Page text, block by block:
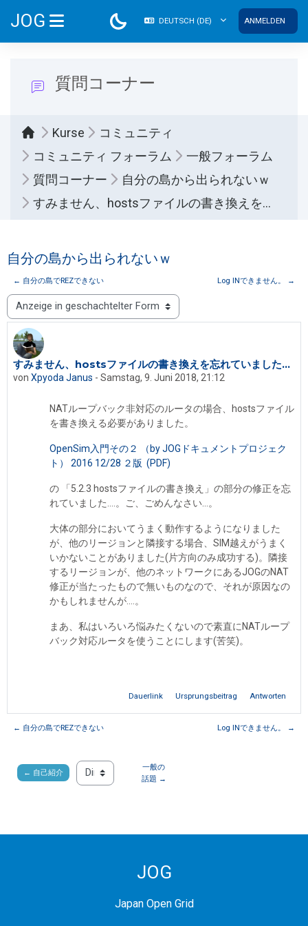
JOG
WEBSITE-ÜBERSICHT
DEUTSCH ‎(DE)‎ ANMELDEN
質問コーナー
Kurse
コミュニティ
コミュニティ フォーラム
一般フォーラム
質問コーナー
自分の島から出られないｗ
すみません、hostsファイルの書き換えを忘れていました...
自分の島から出られないｗ
← 自分の島でREZできない Log INできません。 →
Anzeigemodus
すみません、hostsファイルの書き換えを忘れていました...
von Xpyoda Janus - Samstag, 9. Juni 2018, 21:12
Anzahl Antworten: 0
NATループバック非対応のルータの場合、hostsファイル
を書き換える必要がありました。
OpenSim入門その２ （by JOGドキュメントプロジェク
ト） 2016 12/28 ２版 (PDF)
の 「5.2.3 hostsファイルの書き換え」の部分の修正を忘
れていました....。ご、ごめんなさい...。
大体の部分においてうまく動作するようになりました
が、他のリージョンと隣接する場合、SIM越えがうまく
いかないことがありました(片方向のみ成功する)。隣接
するリージョンが、 他のネットワークにあるJOGのNAT
修正が当たったもので無いものなので、それが原因なの
かもしれませんが....。
まあ、私はいろいろ悩みたくないので素直にNATループ
バック対応ルータを使うことにします(苦笑)。
Dauerlink Ursprungsbeitrag Antworten
← 自分の島でREZできない Log INできません。 →
← 自己紹介
Direkt zu:
一般の
話題 →
JOG
Japan Open Grid